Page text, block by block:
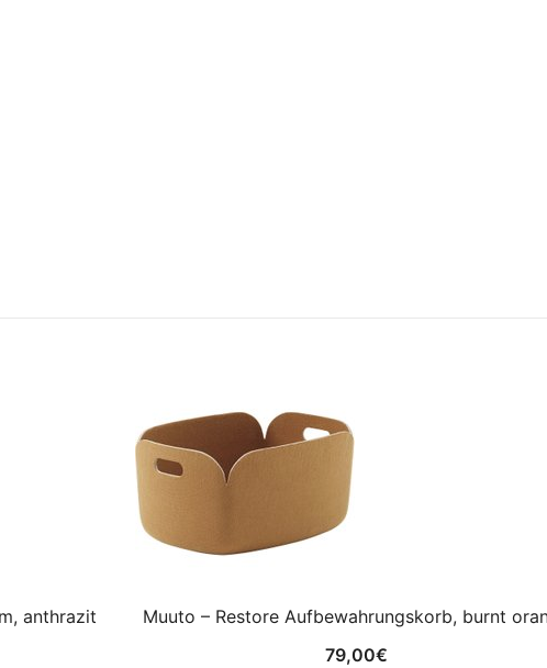
anthrazit
Muuto – Restore Aufbewahrungskorb, burnt
79,00€